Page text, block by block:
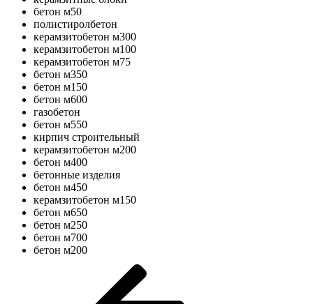
бетон м50
полистиролбетон
керамзитобетон м300
керамзитобетон м100
керамзитобетон м75
бетон м350
бетон м150
бетон м600
газобетон
бетон м550
кирпич строительный
керамзитобетон м200
бетон м400
бетонные изделия
бетон м450
керамзитобетон м150
бетон м650
бетон м250
бетон м700
бетон м200